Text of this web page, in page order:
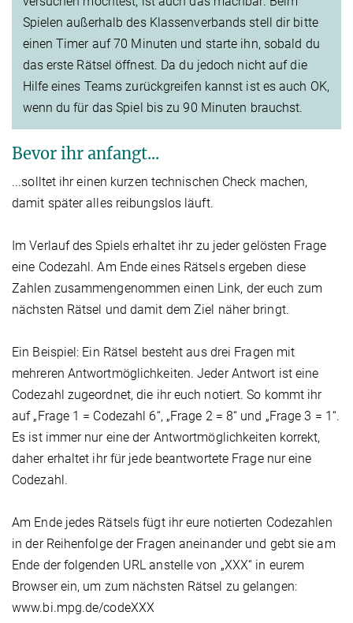
Spielen außerhalb des Klassenverbands stell dir bitte
einen Timer auf 70 Minuten und starte ihn, sobald du
das erste Rätsel öffnest. Da du jedoch nicht auf die
Hilfe eines Teams zurückgreifen kannst ist es auch OK,
wenn du für das Spiel bis zu 90 Minuten brauchst.
Bevor ihr anfangt...
...solltet ihr einen kurzen technischen Check machen,
damit später alles reibungslos läuft.
Im Verlauf des Spiels erhaltet ihr zu jeder gelösten Frage
eine Codezahl. Am Ende eines Rätsels ergeben diese
Zahlen zusammengenommen einen Link, der euch zum
nächsten Rätsel und damit dem Ziel näher bringt.
Ein Beispiel: Ein Rätsel besteht aus drei Fragen mit
mehreren Antwortmöglichkeiten. Jeder Antwort ist eine
Codezahl zugeordnet, die ihr euch notiert. So kommt ihr
auf „Frage 1 = Codezahl 6“, „Frage 2 = 8“ und „Frage 3 = 1“.
Es ist immer nur eine der Antwortmöglichkeiten korrekt,
daher erhaltet ihr für jede beantwortete Frage nur eine
Codezahl.
Am Ende jedes Rätsels fügt ihr eure notierten Codezahlen
in der Reihenfolge der Fragen aneinander und gebt sie am
Ende der folgenden URL anstelle von „XXX“ in eurem
Browser ein, um zum nächsten Rätsel zu gelangen:
www.bi.mpg.de/codeXXX